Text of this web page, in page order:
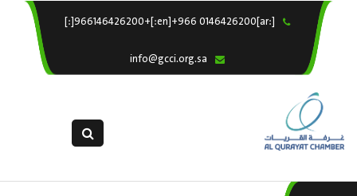
[:ar]966146426200+[:en]+966 0146426200[:] ×
خدماتنا